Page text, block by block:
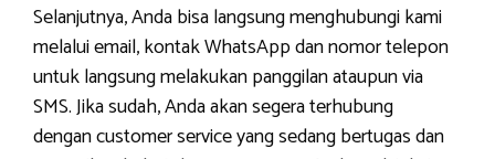
Selanjutnya, Anda bisa langsung menghubungi kami
melalui email, kontak WhatsApp dan nomor telepon
untuk langsung melakukan panggilan ataupun via
SMS. Jika sudah, Anda akan segera terhubung
dengan customer service yang sedang bertugas dan